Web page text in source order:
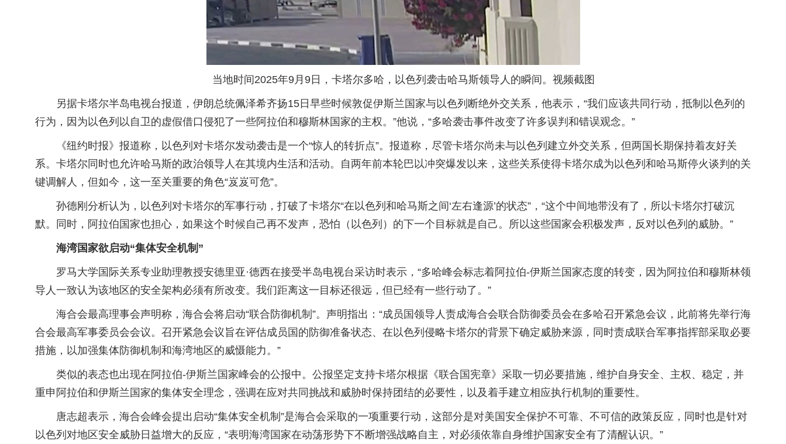
当地时间2025年9月9日，卡塔尔多哈，以色列袭击哈马斯领导人的瞬间。视频截图
另据卡塔尔半岛电视台报道，伊朗总统佩泽希齐扬15日早些时候敦促伊斯兰国家与以色列断绝外交关系，他表示，“我们应该共同行动，抵制以色列的
行为，因为以色列以自卫的虚假借口侵犯了一些阿拉伯和穆斯林国家的主权。”他说，“多哈袭击事件改变了许多误判和错误观念。”
《纽约时报》报道称，以色列对卡塔尔发动袭击是一个“惊人的转折点”。报道称，尽管卡塔尔尚未与以色列建立外交关系，但两国长期保持着友好关
系。卡塔尔同时也允许哈马斯的政治领导人在其境内生活和活动。自两年前本轮巴以冲突爆发以来，这些关系使得卡塔尔成为以色列和哈马斯停火谈判的关
键调解人，但如今，这一至关重要的角色“岌岌可危”。
孙德刚分析认为，以色列对卡塔尔的军事行动，打破了卡塔尔“在以色列和哈马斯之间‘左右逢源’的状态”，“这个中间地带没有了，所以卡塔尔打破沉
默。同时，阿拉伯国家也担心，如果这个时候自己再不发声，恐怕（以色列）的下一个目标就是自己。所以这些国家会积极发声，反对以色列的威胁。”
海湾国家欲启动“集体安全机制”
罗马大学国际关系专业助理教授安德里亚·德西在接受半岛电视台采访时表示，“多哈峰会标志着阿拉伯-伊斯兰国家态度的转变，因为阿拉伯和穆斯林领
导人一致认为该地区的安全架构必须有所改变。我们距离这一目标还很远，但已经有一些行动了。”
海合会最高理事会声明称，海合会将启动“联合防御机制”。声明指出：“成员国领导人责成海合会联合防御委员会在多哈召开紧急会议，此前将先举行海
合会最高军事委员会会议。召开紧急会议旨在评估成员国的防御准备状态、在以色列侵略卡塔尔的背景下确定威胁来源，同时责成联合军事指挥部采取必要
措施，以加强集体防御机制和海湾地区的威慑能力。”
类似的表态也出现在阿拉伯-伊斯兰国家峰会的公报中。公报坚定支持卡塔尔根据《联合国宪章》采取一切必要措施，维护自身安全、主权、稳定，并
重申阿拉伯和伊斯兰国家的集体安全理念，强调在应对共同挑战和威胁时保持团结的必要性，以及着手建立相应执行机制的重要性。
唐志超表示，海合会峰会提出启动“集体安全机制”是海合会采取的一项重要行动，这部分是对美国安全保护不可靠、不可信的政策反应，同时也是针对
以色列对地区安全威胁日益增大的反应，“表明海湾国家在动荡形势下不断增强战略自主，对必须依靠自身维护国家安全有了清醒认识。”